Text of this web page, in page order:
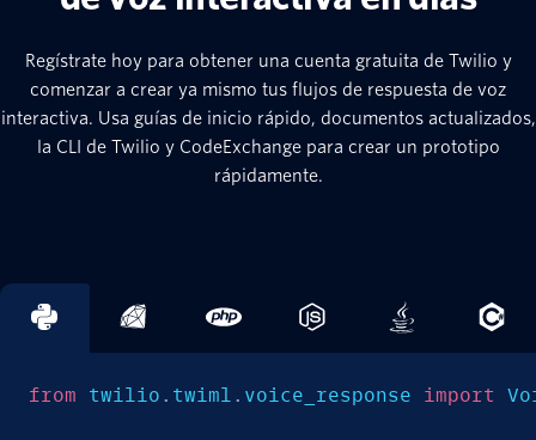
Regístrate hoy para obtener una cuenta gratuita de Twilio y
comenzar a crear ya mismo tus flujos de respuesta de voz
interactiva. Usa guías de inicio rápido, documentos actualizados,
la CLI de Twilio y CodeExchange para crear un prototipo
rápidamente.
from twilio . twiml . voice_response import